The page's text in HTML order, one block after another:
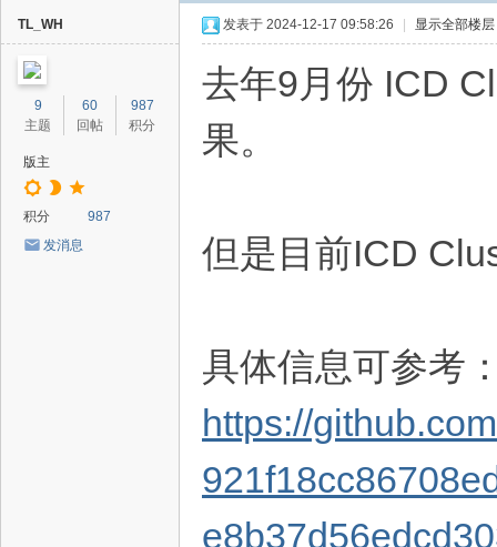
TL_WH
9
主题
60
回帖
987
积分
版主
积分
987
发消息
发表于 2024-12-17 09:58:26 显示全部楼层
去年9月份 ICD
果。
但是目前ICD
具体信息可参考
https://